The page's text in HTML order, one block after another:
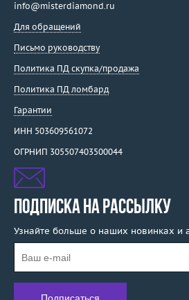
info@misterdiamond.ru
Для обращений
Письмо руководству
Политика ПД скупка/продажа
Политика ПД ломбард
Гарантии
ИНН 503609561072
ОГРНИП 305507403500044
ПОДПИСКА НА РАССЫЛКУ
Узнайте больше о наших новинках и